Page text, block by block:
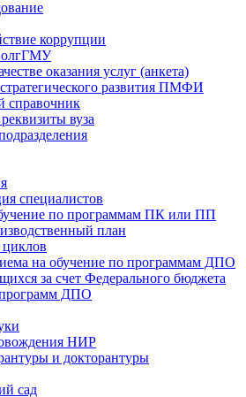
коррупции
оказания услуг (анкета)
развития ПМФИ
справочник
вуза
специалистов
по программам ПК или ПП
план
циклов
на обучение по программам ДПО
за счет Федерального бюджета
программ ДПО
НИР
и докторантуры
сад